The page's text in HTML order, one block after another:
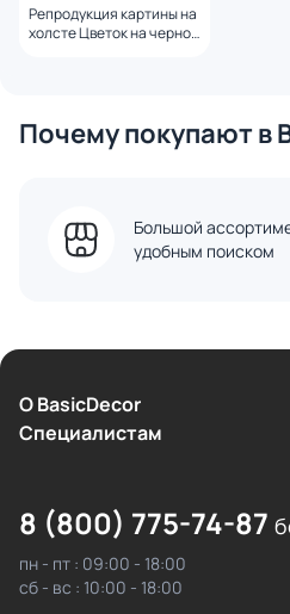
Репродукция картины на
холсте Цветок на черном
Почему покупают в
Большой
удобным поиском
О BasicDecor
Cпециалистам
8 (800) 775-74-87
пн - пт : 09:00 - 18:00
сб - вс : 10:00 - 18:00